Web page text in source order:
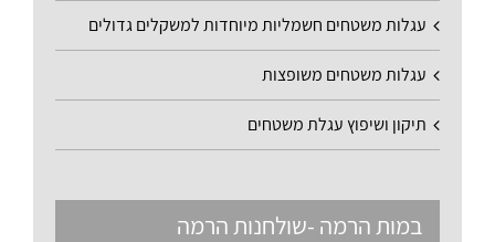
עגלות משטחים חשמליות מיוחדות למשקלים גדולים
עגלות משטחים משופצות
תיקון ושיפוץ עגלת משטחים
במות הרמה -שולחנות הרמה